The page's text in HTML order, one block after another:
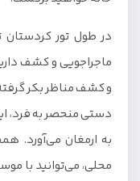
در طول تور کردستان
ماجراجویی و کشف
و کشف مناظر بکر گرفته
دستی منحصر به فرد،
به ارمغان می‌آورد.
محلی، می‌توانید با